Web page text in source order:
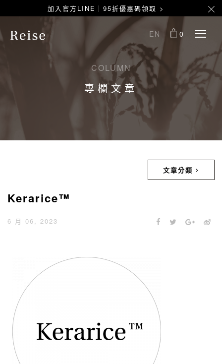
加入官方LINE｜95折優惠碼領取 >
EN 0
COLUMN
專欄文章
文章分類
Kerarice™
6 月 06, 2023